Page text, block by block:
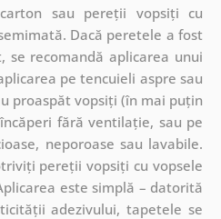
sau pereții vopsiți cu
Dacă peretele a fost
recomandă aplicarea unui
pe tencuieli aspre sau
proaspăt vopsiți (în mai puțin
fără ventilație, sau pe
neporoase sau lavabile.
pereții vopsiți cu vopsele
este simplă – datorită
adezivului, tapetele se